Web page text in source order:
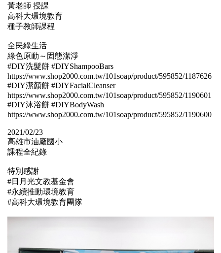
黃老師 授課
高科大環境教育
種子教師課程
全民綠生活
綠色原動～固態潔淨
#DIY洗髮餅 #DIYShampooBars
https://www.shop2000.com.tw/101soap/product/595852/1187626
#DIY潔顏餅 #DIYFacialCleanser
https://www.shop2000.com.tw/101soap/product/595852/1190601
#DIY沐浴餅 #DIYBodyWash
https://www.shop2000.com.tw/101soap/product/595852/1190600
2021/02/23
高雄市油廠國小
課程全紀錄
特別感謝
#日月光文教基金會
#永續推動環境教育
#高科大環境教育團隊